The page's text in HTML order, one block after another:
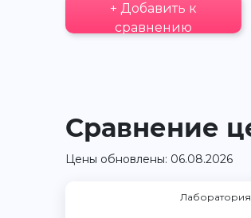
+ Добавить к
сравнению
Сравнение
Цены обновлены: 06.08.2026
Лаборатория